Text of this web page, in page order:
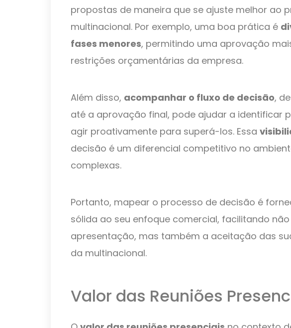
propostas de maneira que se ajuste melhor ao
multinacional. Por exemplo, uma boa prática é
fases menores, permitindo uma aprovação
restrições orçamentárias da empresa.
Além disso, acompanhar o fluxo de decisão,
até a aprovação final, pode ajudar a identificar
agir proativamente para superá-los. Essa
decisão é um diferencial competitivo no
complexas.
Portanto, mapear o processo de decisão é
sólida ao seu enfoque comercial, facilitando
apresentação, mas também a aceitação das
da multinacional.
Valor das Reuniões